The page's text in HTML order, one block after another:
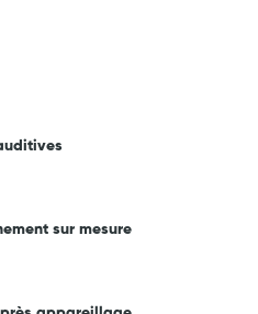
sur mesure